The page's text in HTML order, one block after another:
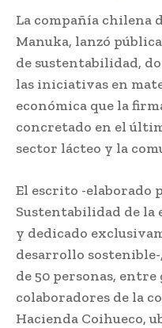
La compañía chilena
Manuka, lanzó
de sustentabilidad,
las iniciativas en
económica que la
concretado en el
sector lácteo y la
El escrito -elaborado
Sustentabilidad de la
y dedicado
desarrollo
de 50 personas,
colaboradores de la
Hacienda Coihueco,